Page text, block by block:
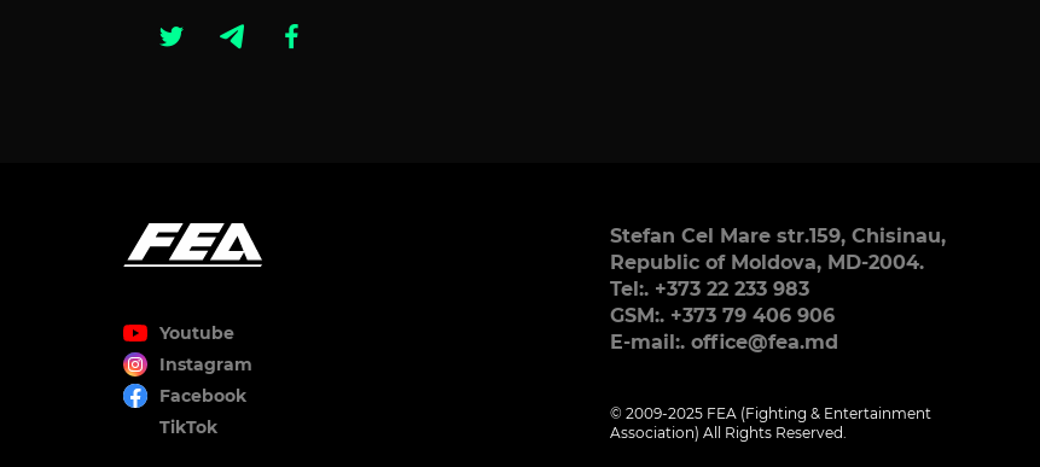
Youtube
Instagram
Facebook
TikTok
Stefan Cel Mare str.159, Chisinau,
Republic of Moldova, MD-2004.
Tel:. +373 22 233 983
GSM:. +373 79 406 906
E-mail:. office@fea.md
© 2009-2025 FEA (Fighting & Entertainment
Association) All Rights Reserved.